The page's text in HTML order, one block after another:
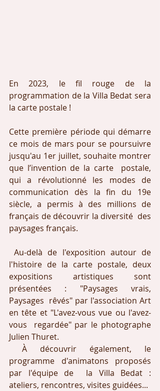
En 2023, le fil rouge de la
programmation de la Villa Bedat sera
la carte postale !
Cette première période qui démarre
ce mois de mars pour se poursuivre
jusqu'au 1er juillet, souhaite montrer
que l’invention de la carte  postale,
qui a révolutionné les modes de
communication dès la fin du 19e
siècle, a permis à des millions de
français de découvrir la diversité  des
paysages français.
Au-delà de l'exposition autour de
l'histoire de la carte postale, deux
expositions artistiques sont
présentées : "Paysages vrais,
Paysages  rêvés" par l'association Art
en tête et "L'avez-vous vue ou l'avez-
vous  regardée" par le photographe
Julien Thuret.
programme d'animatons proposés
par l'équipe de  la Villa Bedat :
ateliers, rencontres, visites guidées...